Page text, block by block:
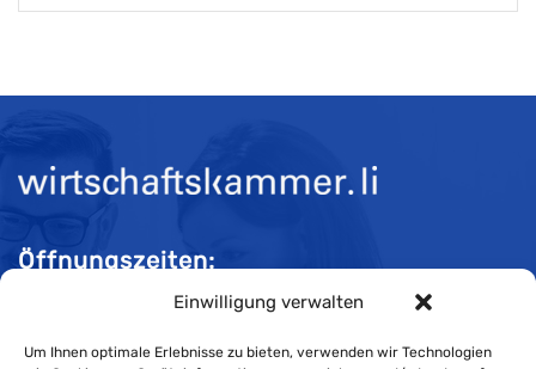
Einwilligung verwalten
Um Ihnen optimale Erlebnisse zu bieten, verwenden wir Technologien
Öffnungszeiten:
Mo-Do 08:00 bis 11:30 und 13:30 bis 16:30 Uhr
Fr 08:00 bis 11:30 und 13:30 bis 16:00 Uhr